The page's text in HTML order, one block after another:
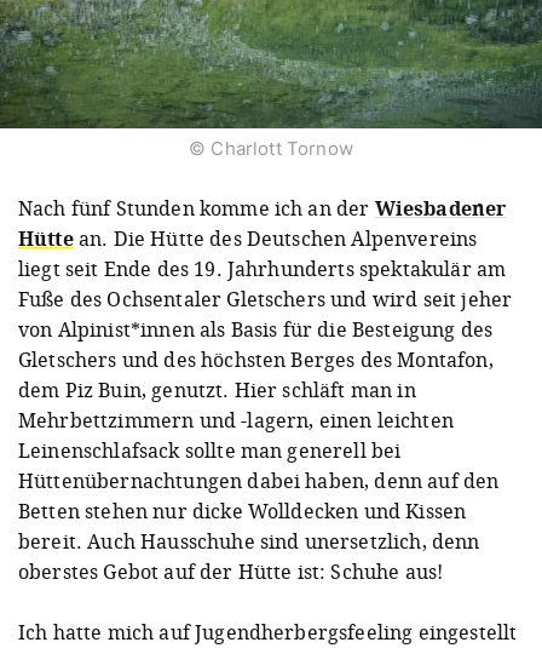
© Charlott Tornow
Nach fünf Stunden komme ich an der Wiesbadener
Hüttean. Die Hütte des Deutschen Alpenvereins
liegt seit Ende des 19. Jahrhunderts spektakulär am
Fuße des Ochsentaler Gletschers und wird seit jeher
von Alpinist*innen als Basis für die Besteigung des
Gletschers und des höchsten Berges des Montafon,
dem Piz Buin, genutzt. Hier schläft man in
Mehrbettzimmern und -lagern, einen leichten
Leinenschlafsack sollte man generell bei
Hüttenübernachtungen dabei haben, denn auf den
Betten stehen nur dicke Wolldecken und Kissen
bereit. Auch Hausschuhe sind unersetzlich, denn
oberstes Gebot auf der Hütte ist: Schuhe aus!
Ich hatte mich auf Jugendherbergsfeeling eingestellt